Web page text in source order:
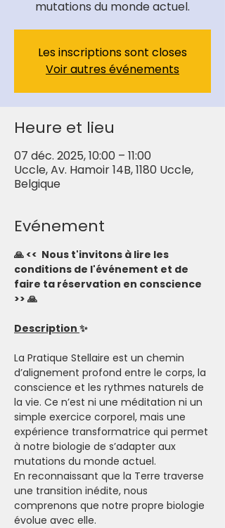
mutations du monde actuel.
Les inscriptions sont closes
Voir autres événements
Heure et lieu
07 déc. 2025, 10:00 – 11:00
Uccle, Av. Hamoir 14B, 1180 Uccle,
Belgique
Evénement
🙏 <<  Nous t'invitons à lire les
conditions de l'événement et de
faire ta réservation en conscience
>> 🙏
Description ✨
La Pratique Stellaire est un chemin
d’alignement profond entre le corps, la
conscience et les rythmes naturels de
la vie. Ce n’est ni une méditation ni un
simple exercice corporel, mais une
expérience transformatrice qui permet
à notre biologie de s’adapter aux
mutations du monde actuel.
En reconnaissant que la Terre traverse
une transition inédite, nous
comprenons que notre propre biologie
évolue avec elle.